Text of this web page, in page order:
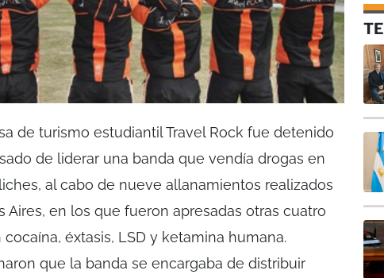
de turismo estudiantil Travel Rock fue detenido
de liderar una banda que vendía drogas en
al cabo de nueve allanamientos realizados
Aires, en los que fueron apresadas otras cuatro
éxtasis, LSD y ketamina humana.
que la banda se encargaba de distribuir